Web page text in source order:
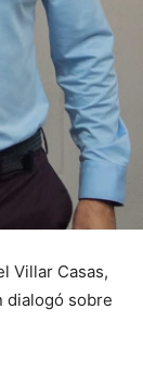
Villar Casas,
dialogó sobre